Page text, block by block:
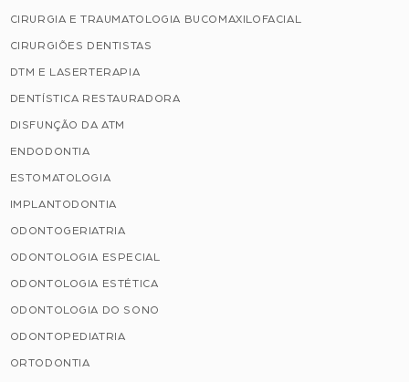
CIRURGIA E TRAUMATOLOGIA BUCOMAXILOFACIAL
CIRURGIÕES DENTISTAS
DTM E LASERTERAPIA
DENTÍSTICA RESTAURADORA
DISFUNÇÃO DA ATM
ENDODONTIA
ESTOMATOLOGIA
IMPLANTODONTIA
ODONTOGERIATRIA
ODONTOLOGIA ESPECIAL
ODONTOLOGIA ESTÉTICA
ODONTOLOGIA DO SONO
ODONTOPEDIATRIA
ORTODONTIA